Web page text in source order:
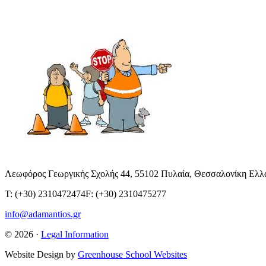
Λεωφόρος Γεωργικής Σχολής 44, 55102 Πυλαία, Θεσσαλονίκη
T: (+30) 2310472474F: (+30) 2310475277
info@adamantios.gr
© 2026 · Legal Information
Website Design by Greenhouse School Websites